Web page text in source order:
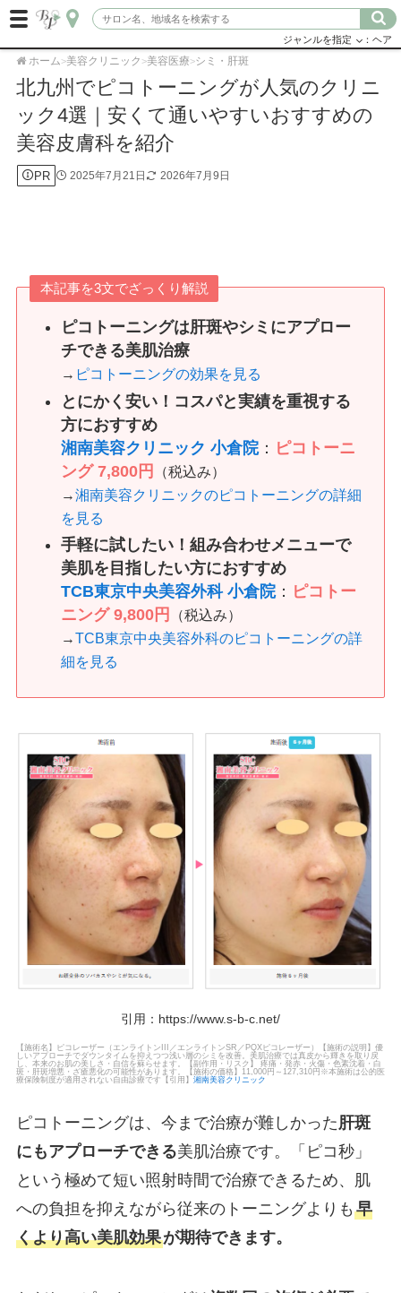
ジャンルを指定 ：ヘア
ホーム>美容クリニック >美容医療>シミ・肝斑
北九州でピコトーニングが人気のクリニ
ック4選｜安くて通いやすいおすすめの
美容皮膚科を紹介
PR 2025年7月21日 2026年7月9日
本記事を3文でざっくり解説
ピコトーニングは肝斑やシミにアプロー
チできる美肌治療
→ ピコトーニングの効果を見る
とにかく安い！コスパと実績を重視する
方におすすめ
湘南美容クリニック 小倉院： ピコトーニ
ング 7,800円
（税込み）
→湘南美容クリニックのピコトーニングの詳細
を見る
手軽に試したい！組み合わせメニューで
美肌を目指したい方におすすめ
TCB東京中央美容外科 小倉院： ピコトー
ニング 9,800円
（税込み）
→TCB東京中央美容外科のピコトーニングの詳
細を見る
引用： https://www.s-b-c.net/
【施術名】ピコレーザー（エンライトンIII／エンライトンSR／PQXピコレーザー）【施術の説明】優
しいアプローチでダウンタイムを抑えつつ浅い層のシミを改善。美肌治療では真皮から輝きを取り戻
し、本来のお肌の美しさ・自信を蘇らせます。【副作用・リスク】 疼痛・発赤・火傷・色素沈着・白
斑・肝斑増悪・ざ瘡悪化の可能性があります。【施術の価格】11,000円～127,310円※本施術は公的医
療保険制度が適用されない自由診療です【引用】 湘南美容クリニック
ピコトーニングは、今まで治療が難しかった 肝斑
にもアプローチできる美肌治療です。「ピコ秒」
という極めて短い照射時間で治療できるため、肌
への負担を抑えながら従来のトーニングよりも 早
くより高い美肌効果が期待できます。